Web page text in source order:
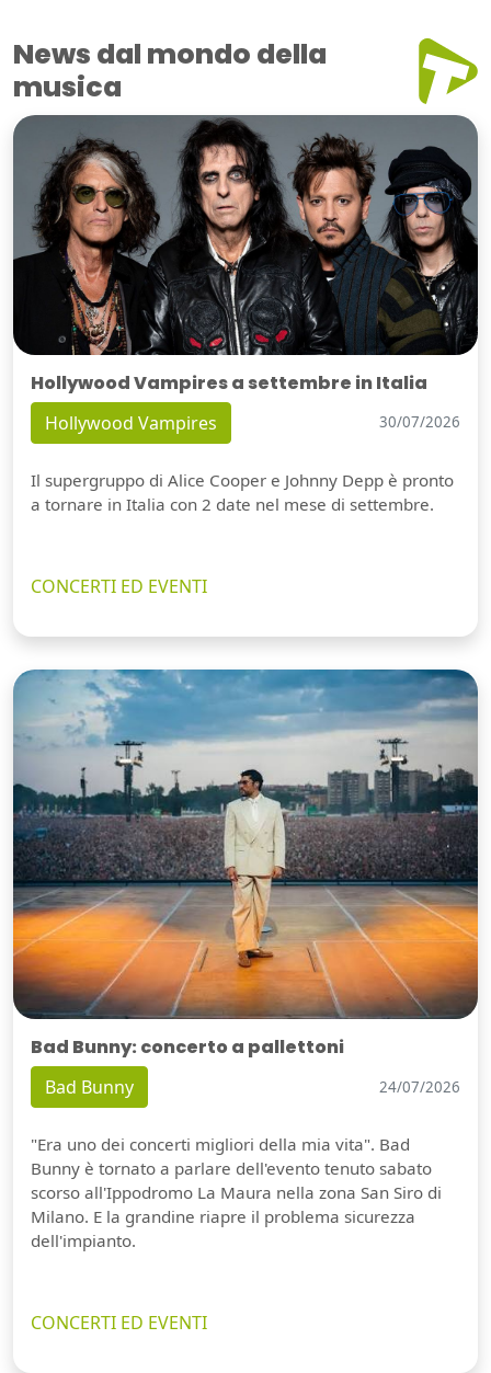
News dal mondo della
musica
Hollywood Vampires a settembre in Italia
Hollywood Vampires 30/07/2026
Il supergruppo di Alice Cooper e Johnny Depp è pronto
a tornare in Italia con 2 date nel mese di settembre.
CONCERTI ED EVENTI
Bad Bunny: concerto a pallettoni
Bad Bunny 24/07/2026
"Era uno dei concerti migliori della mia vita". Bad
Bunny è tornato a parlare dell'evento tenuto sabato
scorso all'Ippodromo La Maura nella zona San Siro di
Milano. E la grandine riapre il problema sicurezza
dell'impianto.
CONCERTI ED EVENTI